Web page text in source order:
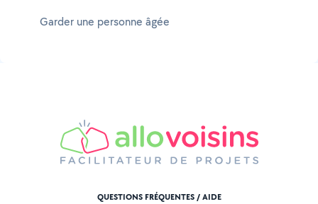
Garder une personne âgée
QUESTIONS FRÉQUENTES / AIDE